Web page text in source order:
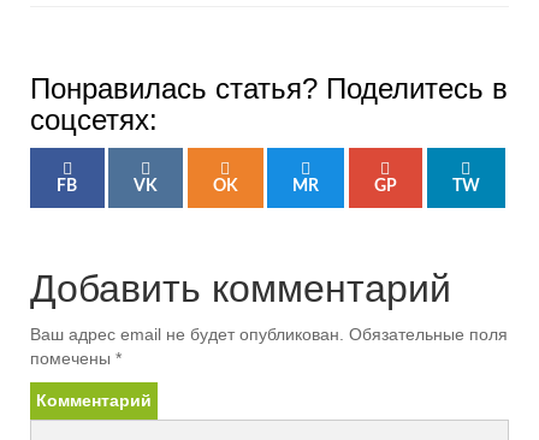
Понравилась статья? Поделитесь в
соцсетях:
FB VK OK MR GP TW
Добавить комментарий
Ваш адрес email не будет опубликован. Обязательные поля
помечены *
Комментарий